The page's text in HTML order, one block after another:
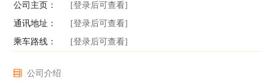
公司主页：
[登录后可查看]
通讯地址：
[登录后可查看]
乘车路线：
[登录后可查看]
公司介绍